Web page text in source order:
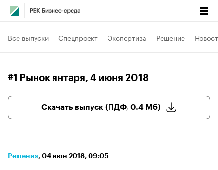
Все выпуски Спецпроект Экспертиза Решение
#1 Рынок янтаря, 4 июня 2018
Скачать выпуск (ПДФ, 0.4 Мб)
Решения⁠, 04 июн 2018, 09:05